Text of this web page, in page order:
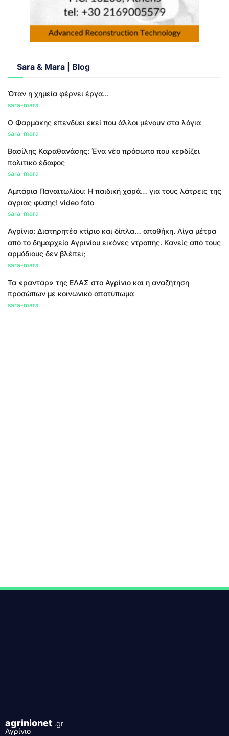
Sara & Mara | Blog
Όταν η χημεία φέρνει έργα...
sara-mara
Ο Φαρμάκης επενδύει εκεί που άλλοι μένουν στα λόγια
sara-mara
Βασίλης Καραθανάσης: Ένα νέο πρόσωπο που κερδίζει
πολιτικό έδαφος
sara-mara
Αμπάρια Παναιτωλίου: Η παιδική χαρά… για τους λάτρεις της
άγριας φύσης! video foto
sara-mara
Αγρίνιο: Διατηρητέο κτίριο και δίπλα… αποθήκη. Λίγα μέτρα
από το δημαρχείο Αγρινίου εικόνες ντροπής. Κανείς από τους
αρμόδιους δεν βλέπει;
sara-mara
Τα «ραντάρ» της ΕΛΑΣ στο Αγρίνιο και η αναζήτηση
προσώπων με κοινωνικό αποτύπωμα
sara-mara
agrinionet .gr
Αγρίνιο